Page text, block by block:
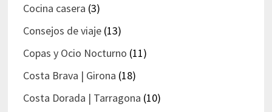
Cocina casera (3)
Consejos de viaje(13)
Copas y Ocio Nocturno (11)
Costa Brava | Girona (18)
Costa Dorada | Tarragona (10)